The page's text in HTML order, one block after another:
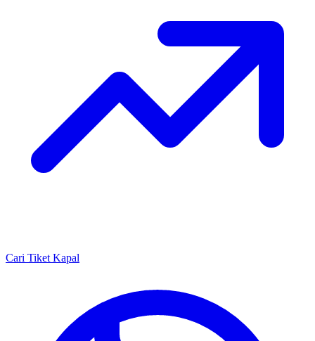
Cari Tiket Kapal